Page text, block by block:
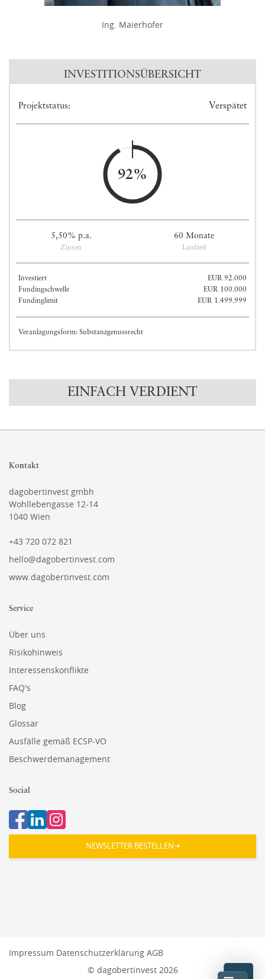
Ing. Maierhofer
INVESTITIONSÜBERSICHT
Projektstatus: Verspätet
92%
5,50% p.a.
Zinsen
60 Monate
Laufzeit
Investiert
EUR 92.000
Fundingschwelle
EUR 100.000
Fundinglimit
EUR 1.499.999
Veranlagungsform: Substanzgenussrecht
EINFACH VERDIENT
Kontakt
dagobertinvest gmbh
Wohllebengasse 12-14
1040 Wien
+43 720 072 821
hello@dagobertinvest.com
www.dagobertinvest.com
Service
Über uns
Risikohinweis
Interessenskonflikte
FAQ's
Blog
Glossar
Ausfälle gemäß ECSP-VO
Beschwerdemanagement
Social
NEWSLETTER BESTELLEN
© dagobertinvest 2026
Impressum Datenschutzerklärung AGB